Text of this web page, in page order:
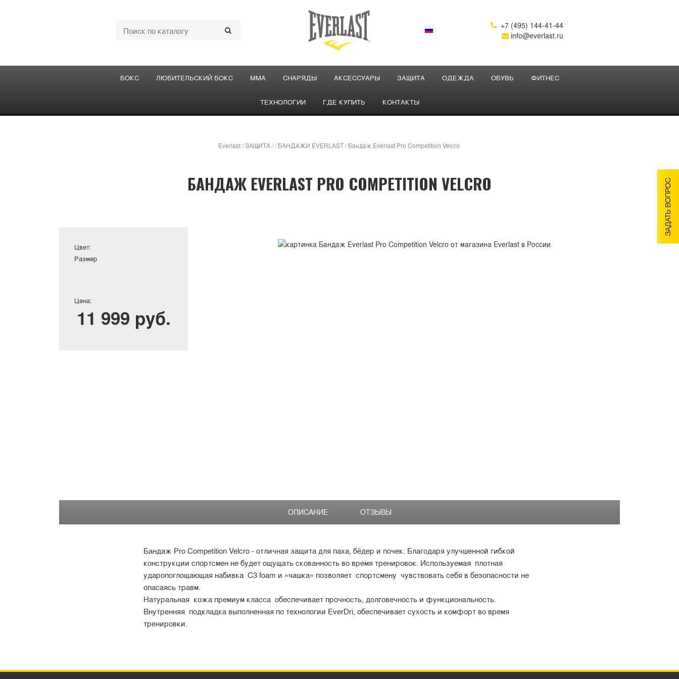
 +7 (495) 144-41-44
info@everlast.ru
БОКС ЛЮБИТЕЛЬСКИЙ БОКС ММА СНАРЯДЫ АКСЕССУАРЫ ЗАЩИТА ОДЕЖДА ОБУВЬ ФИТНЕС
ТЕХНОЛОГИИ ГДЕ КУПИТЬ КОНТАКТЫ
Everlast / ЗАЩИТА / / БАНДАЖИ EVERLAST / Бандаж Everlast Pro Competition Velcro
БАНДАЖ EVERLAST PRO COMPETITION VELCRO
Цвет:
Размер
Цена:
11 999 руб.
ОПИСАНИЕ ОТЗЫВЫ
Бандаж Pro Competition Velcro - отличная защита для паха, бёдер и почек. Благодаря улучшенной гибкой
конструкции спортсмен не будет ощущать скованность во время тренировок. Используемая плотная
ударопоглощающая набивка C3 foam и «чашка» позволяет спортсмену чувствовать себя в безопасности не
опасаясь травм.
Натуральная кожа премиум класса обеспечивает прочность, долговечность и функциональность.
Внутренняя подкладка выполненная по технологии EverDri, обеспечивает сухость и комфорт во время
тренировки.